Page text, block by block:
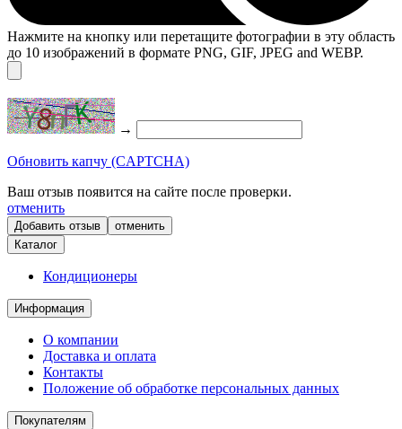
Нажмите на кнопку или перетащите фотографии в эту область
до 10 изображений в формате PNG, GIF, JPEG and WEBP.
→
Обновить капчу (CAPTCHA)
Ваш отзыв появится на сайте после проверки.
отменить
отменить
Каталог
Кондиционеры
Информация
О компании
Доставка и оплата
Контакты
Положение об обработке персональных данных
Покупателям